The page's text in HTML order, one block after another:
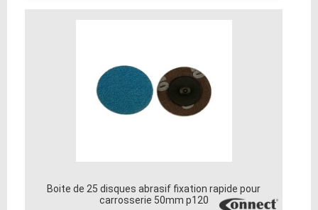
Boite de 25 disques abrasif fixation rapide pour
carrosserie 50mm p120